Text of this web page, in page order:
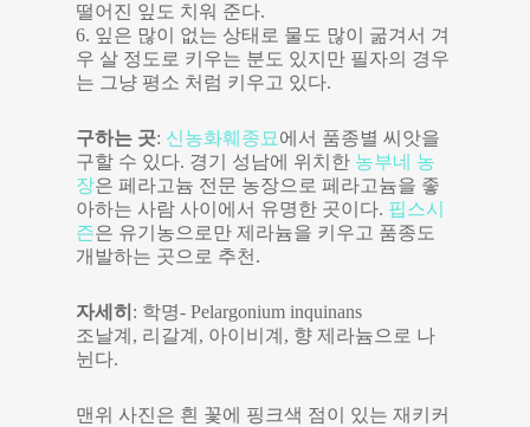
떨어진 잎도 치워 준다.
6. 잎은 많이 없는 상태로 물도 많이 굶겨서 겨
우 살 정도로 키우는 분도 있지만 필자의 경우
는 그냥 평소 처럼 키우고 있다.
구하는 곳: 신농화훼종묘에서 품종별 씨앗을
구할 수 있다. 경기 성남에 위치한 농부네 농
장은 페라고늄 전문 농장으로 페라고늄을 좋
아하는 사람 사이에서 유명한 곳이다. 핍스시
즌은 유기농으로만 제라늄을 키우고 품종도
개발하는 곳으로 추천.
자세히 : 학명- Pelargonium inquinans
조날계, 리갈계, 아이비계, 향 제라늄으로 나
뉜다.
맨위 사진은 흰 꽃에 핑크색 점이 있는 재키커